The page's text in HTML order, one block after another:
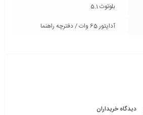
بلوتوث 5.1
آداپتور 65 وات / دفترچه راهنما
دیدگاه خریداران